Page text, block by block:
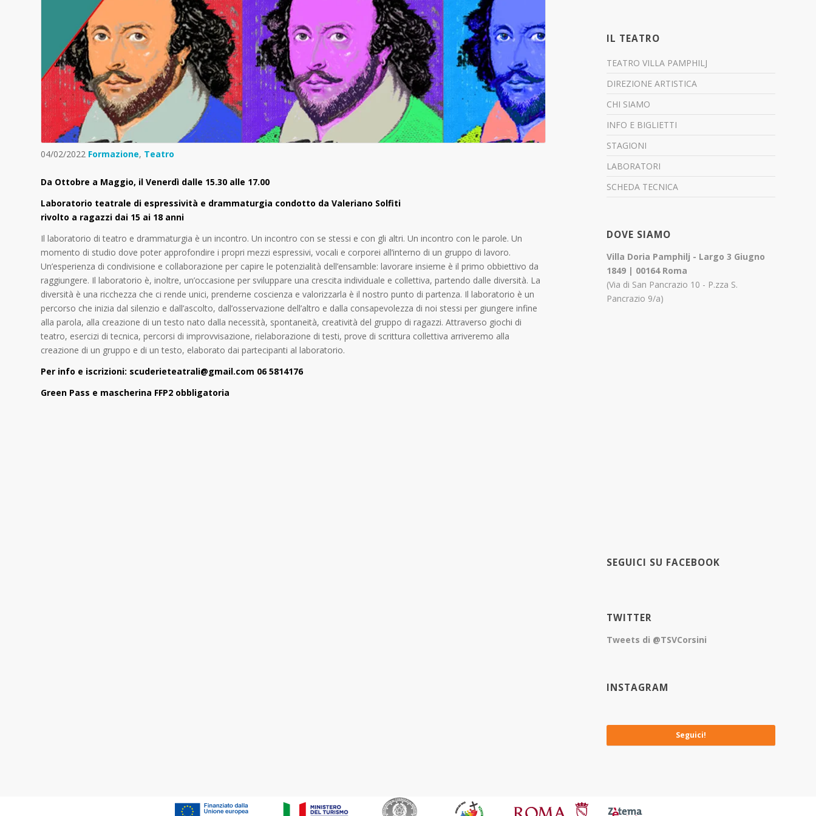
04/02/2022 Formazione, Teatro
Da Ottobre a Maggio, il Venerdì dalle 15.30 alle 17.00
Laboratorio teatrale di espressività e drammaturgia condotto da Valeriano Solfiti
rivolto a ragazzi dai 15 ai 18 anni
Il laboratorio di teatro e drammaturgia è un incontro. Un incontro con se stessi e con gli altri. Un incontro con le parole. Un
momento di studio dove poter approfondire i propri mezzi espressivi, vocali e corporei all’interno di un gruppo di lavoro.
Un’esperienza di condivisione e collaborazione per capire le potenzialità dell’ensamble: lavorare insieme è il primo obbiettivo da
raggiungere. Il laboratorio è, inoltre, un’occasione per sviluppare una crescita individuale e collettiva, partendo dalle diversità. La
diversità è una ricchezza che ci rende unici, prenderne coscienza e valorizzarla è il nostro punto di partenza. Il laboratorio è un
percorso che inizia dal silenzio e dall’ascolto, dall’osservazione dell’altro e dalla consapevolezza di noi stessi per giungere infine
alla parola, alla creazione di un testo nato dalla necessità, spontaneità, creatività del gruppo di ragazzi. Attraverso giochi di
teatro, esercizi di tecnica, percorsi di improvvisazione, rielaborazione di testi, prove di scrittura collettiva arriveremo alla
creazione di un gruppo e di un testo, elaborato dai partecipanti al laboratorio.
Per info e iscrizioni: scuderieteatrali@gmail.com 06 5814176
Green Pass e mascherina FFP2 obbligatoria
IL TEATRO
TEATRO VILLA PAMPHILJ
DIREZIONE ARTISTICA
CHI SIAMO
INFO E BIGLIETTI
STAGIONI
LABORATORI
SCHEDA TECNICA
DOVE SIAMO
Villa Doria Pamphilj - Largo 3 Giugno
1849 | 00164 Roma
(Via di San Pancrazio 10 - P.zza S.
Pancrazio 9/a)
SEGUICI SU FACEBOOK
TWITTER
Tweets di @TSVCorsini
INSTAGRAM
Seguici!